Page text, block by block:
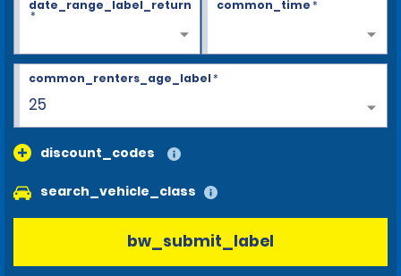
date_range_label_return
*
common_time*
28+
common_renters_age_label*
discount_codes
search_vehicle_class
bw_submit_label